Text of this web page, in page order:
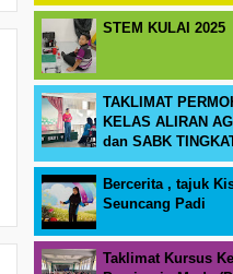
STEM KULAI 2025
TAKLIMAT
KELAS ALIRAN
dan SABK
Bercerita , tajuk
Seuncang Padi
Taklimat Kursus